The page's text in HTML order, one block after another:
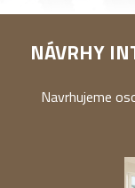
NÁVRHY
Navrhujeme